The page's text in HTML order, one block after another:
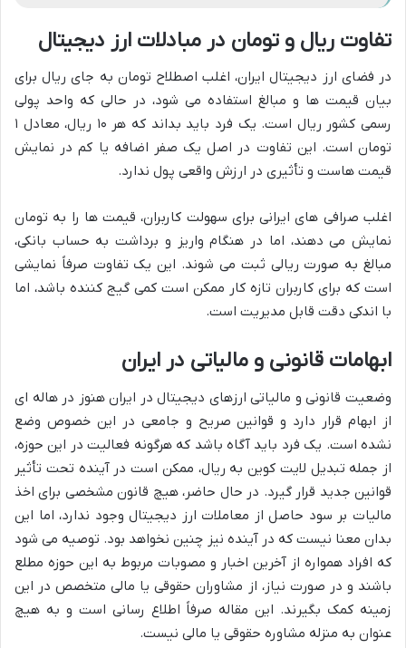
تفاوت ریال و تومان در مبادلات ارز دیجیتال
در فضای ارز دیجیتال ایران، اغلب اصطلاح تومان به جای ریال برای
بیان قیمت ها و مبالغ استفاده می شود، در حالی که واحد پولی
رسمی کشور ریال است. یک فرد باید بداند که هر ۱۰ ریال، معادل ۱
تومان است. این تفاوت در اصل یک صفر اضافه یا کم در نمایش
قیمت هاست و تأثیری در ارزش واقعی پول ندارد.
اغلب صرافی های ایرانی برای سهولت کاربران، قیمت ها را به تومان
نمایش می دهند، اما در هنگام واریز و برداشت به حساب بانکی،
مبالغ به صورت ریالی ثبت می شوند. این یک تفاوت صرفاً نمایشی
است که برای کاربران تازه کار ممکن است کمی گیج کننده باشد، اما
با اندکی دقت قابل مدیریت است.
ابهامات قانونی و مالیاتی در ایران
وضعیت قانونی و مالیاتی ارزهای دیجیتال در ایران هنوز در هاله ای
از ابهام قرار دارد و قوانین صریح و جامعی در این خصوص وضع
نشده است. یک فرد باید آگاه باشد که هرگونه فعالیت در این حوزه،
از جمله تبدیل لایت کوین به ریال، ممکن است در آینده تحت تأثیر
قوانین جدید قرار گیرد. در حال حاضر، هیچ قانون مشخصی برای اخذ
مالیات بر سود حاصل از معاملات ارز دیجیتال وجود ندارد، اما این
بدان معنا نیست که در آینده نیز چنین نخواهد بود. توصیه می شود
که افراد همواره از آخرین اخبار و مصوبات مربوط به این حوزه مطلع
باشند و در صورت نیاز، از مشاوران حقوقی یا مالی متخصص در این
زمینه کمک بگیرند. این مقاله صرفاً اطلاع رسانی است و به هیچ
عنوان به منزله مشاوره حقوقی یا مالی نیست.